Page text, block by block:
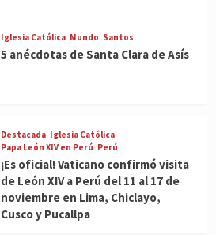
Iglesia Católica Mundo Santos
5 anécdotas de Santa Clara de Asís
Destacada Iglesia Católica
Papa León XIV en Perú Perú
¡Es oficial! Vaticano confirmó visita
de León XIV a Perú del 11 al 17 de
noviembre en Lima, Chiclayo,
Cusco y Pucallpa